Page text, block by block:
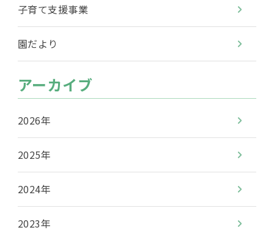
子育て支援事業
園だより
アーカイブ
2026年
2025年
2024年
2023年